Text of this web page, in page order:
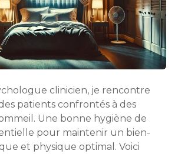
clinicien, je rencontre
patients confrontés à des
Une bonne hygiène de
pour maintenir un bien-
et physique optimal. Voici